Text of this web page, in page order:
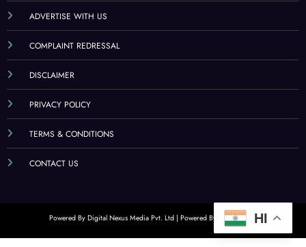
ADVERTISE WITH US
COMPLAINT REDRESSAL
DISCLAIMER
PRIVACY POLICY
TERMS & CONDITIONS
CONTACT US
Powered By Digital Nexus Media Pvt. Ltd | Powered By SpiceThemesHI